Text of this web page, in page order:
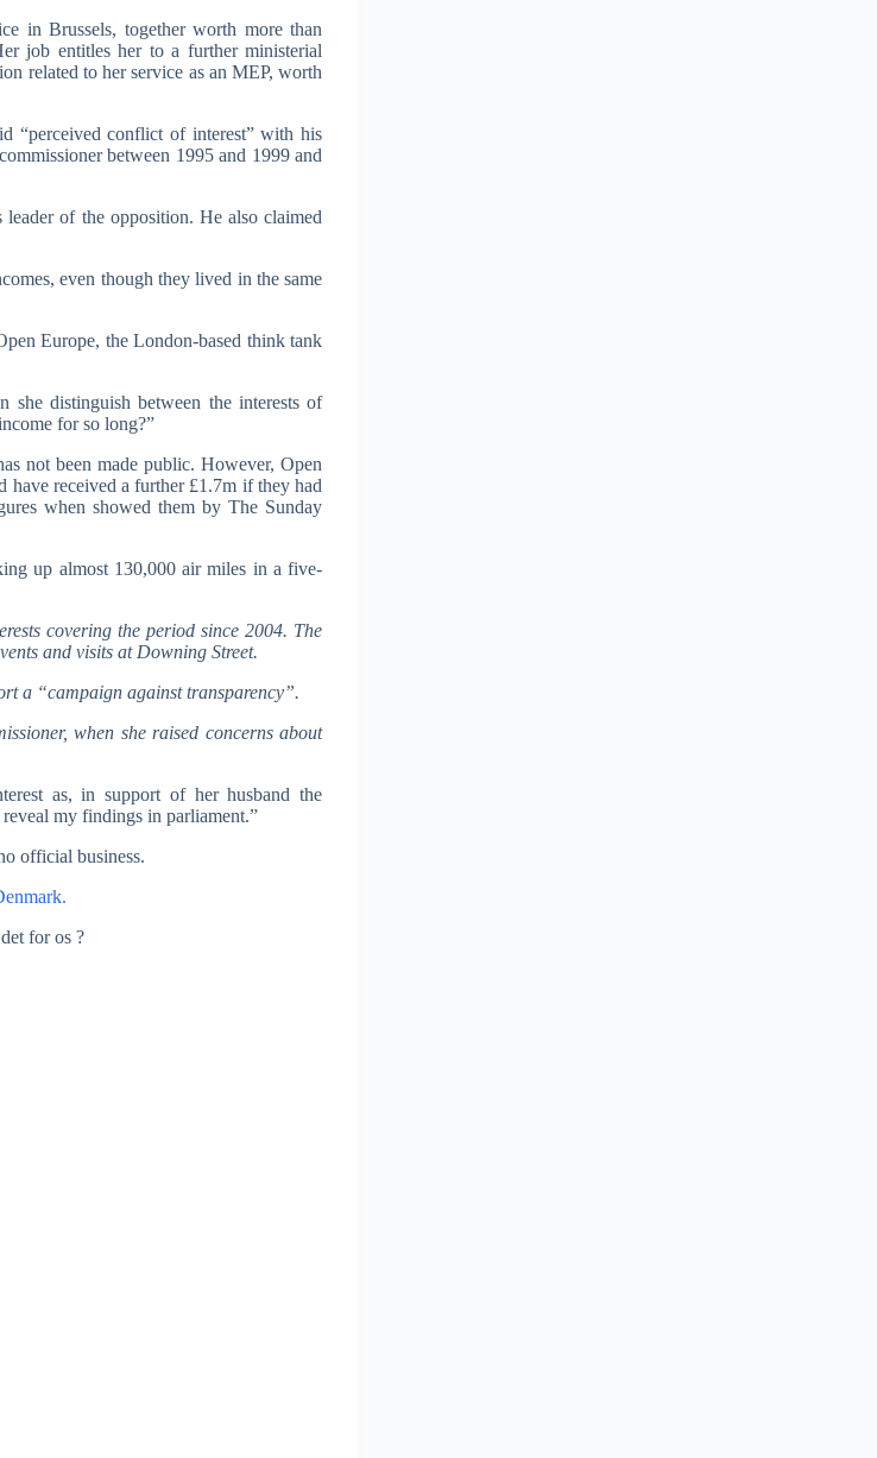
in Brussels, together worth more than
job entitles her to a further ministerial
related to her service as an MEP, worth
“perceived conflict of interest” with his
between 1995 and 1999 and
of the opposition. He also claimed
even though they lived in the same
Europe, the London-based think tank
distinguish between the interests of
for so long?”
not been made public. However, Open
have received a further £1.7m if they had
when showed them by The Sunday
up almost 130,000 air miles in a five-
covering the period since 2004. The
and visits at Downing Street.
a “campaign against transparency”.
when she raised concerns about
as, in support of her husband the
my findings in parliament.”
official business.
for os ?